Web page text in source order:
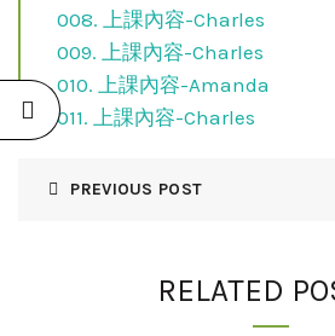
008. 上課內容-Charles
009. 上課內容-Charles
010. 上課內容-Amanda
011. 上課內容-Charles
PREVIOUS POST
RELATED